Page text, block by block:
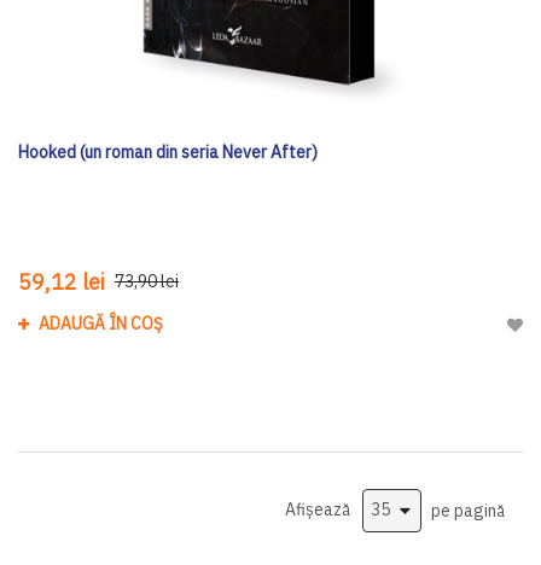
Hooked (un roman din seria Never After)
59,12 lei 73,90 lei
ADAUGĂ ÎN COȘ
Afișează pe pagină